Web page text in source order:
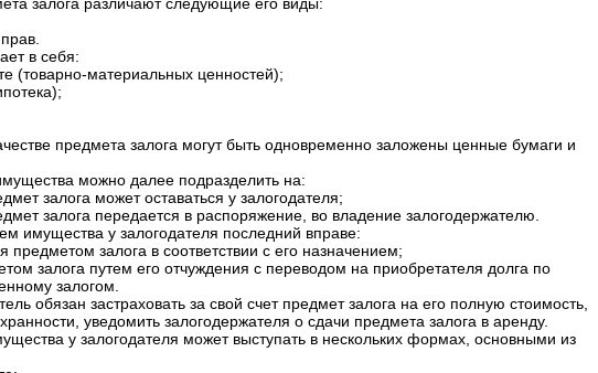
в себя:
(товарно-материальных ценностей);
предмета залога могут быть одновременно заложены ценные бумаги и
можно далее подразделить на:
залога может оставаться у залогодателя;
залога передается в распоряжение, во владение залогодержателю.
имущества у залогодателя последний вправе:
предметом залога в соответствии с его назначением;
залога путем его отчуждения с переводом на приобретателя долга по
залогом.
обязан застраховать за свой счет предмет залога на его полную стоимость,
уведомить залогодержателя о сдачи предмета залога в аренду.
у залогодателя может выступать в нескольких формах, основными из